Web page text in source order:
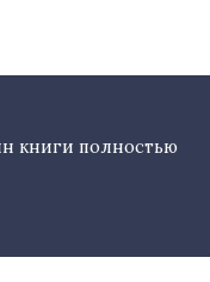
книги полностью